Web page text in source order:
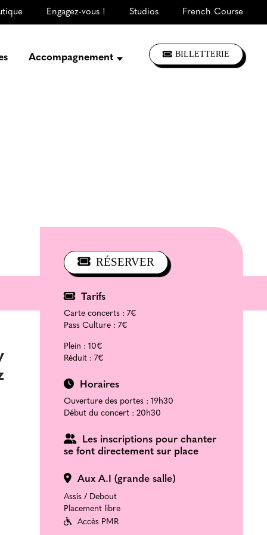
Engagez-vous ! Studios French Course
Accompagnement BILLETTERIE
RÉSERVER
Tarifs
Carte concerts : 7€
Pass Culture : 7€
Plein : 10€
Réduit : 7€
Horaires
Ouverture des portes : 19h30
Début du concert : 20h30
Les inscriptions pour chanter
se font directement sur place
Aux A.I (grande salle)
Assis / Debout
Placement libre
Accès PMR